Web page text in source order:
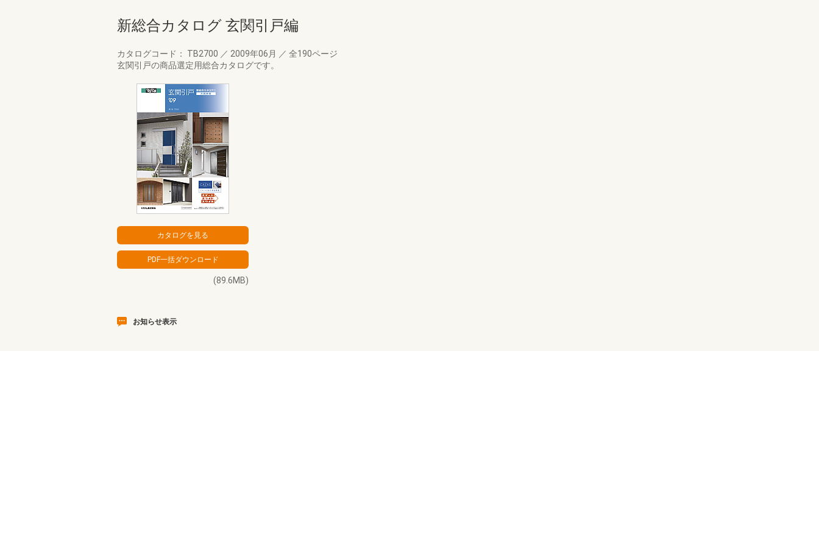
新総合カタログ 玄関引戸編
カタログコード： TB2700 ／ 2009年06月 ／ 全190ページ
玄関引戸の商品選定用総合カタログです。
(89.6MB)
お知らせ表示